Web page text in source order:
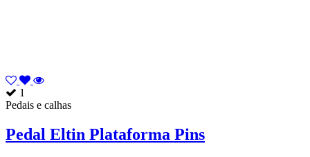
1
Pedais e calhas
Pedal Eltin Plataforma Pins